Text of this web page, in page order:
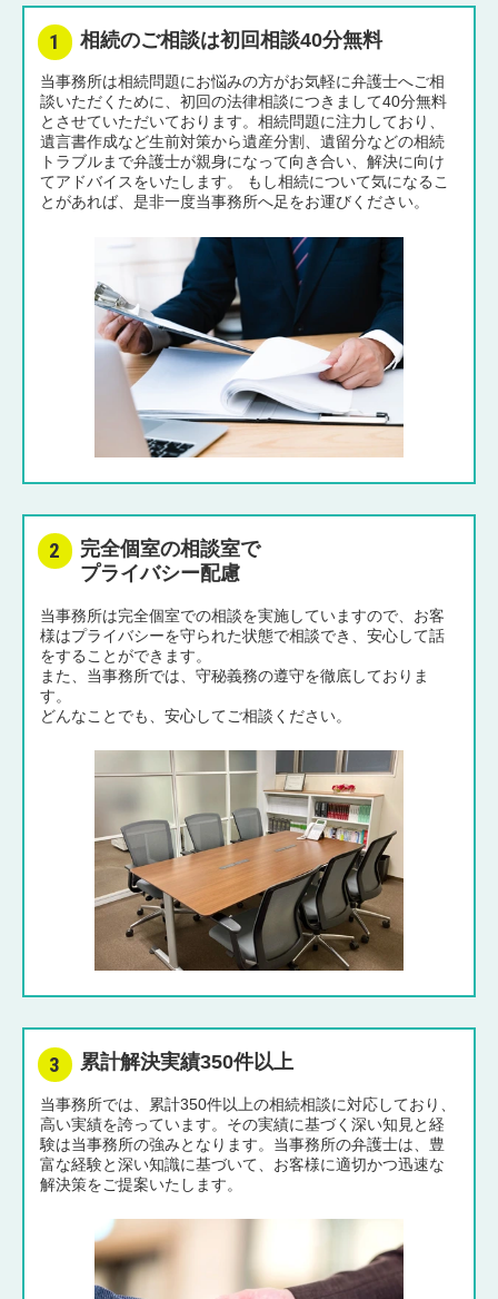
相続のご相談は初回相談40分無料
当事務所は相続問題にお悩みの方がお気軽に弁護士へご相
談いただくために、初回の法律相談につきまして40分無料
とさせていただいております。相続問題に注力しており、
遺言書作成など生前対策から遺産分割、遺留分などの相続
トラブルまで弁護士が親身になって向き合い、解決に向け
てアドバイスをいたします。 もし相続について気になるこ
とがあれば、是非一度当事務所へ足をお運びください。
完全個室の相談室で
プライバシー配慮
当事務所は完全個室での相談を実施していますので、お客
様はプライバシーを守られた状態で相談でき、安心して話
をすることができます。
また、当事務所では、守秘義務の遵守を徹底しておりま
す。
どんなことでも、安心してご相談ください。
累計解決実績350件以上
当事務所では、累計350件以上の相続相談に対応しており、
高い実績を誇っています。その実績に基づく深い知見と経
験は当事務所の強みとなります。当事務所の弁護士は、豊
富な経験と深い知識に基づいて、お客様に適切かつ迅速な
解決策をご提案いたします。